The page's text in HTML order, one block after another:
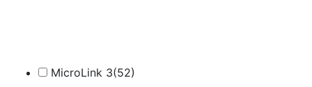
MicroLink 3(52)